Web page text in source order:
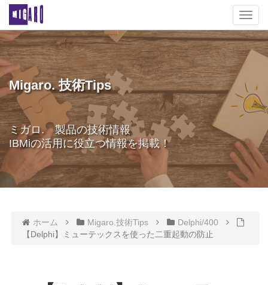
T
o
g
g
e
n
a
g
a
t
i
Migaro. 技術Tips
ミガロ. 製品の技術情報
IBMiの活用に役立つ情報を掲載！
ホーム Migaro.技術Tips
Delphi/400
【Delphi】ミューテックスを使った二重起動の防止